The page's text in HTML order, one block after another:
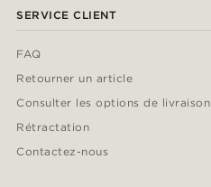
SERVICE CLIENT
FAQ
Retourner un article
Consulter les options de livraison
Rétractation
Contactez-nous